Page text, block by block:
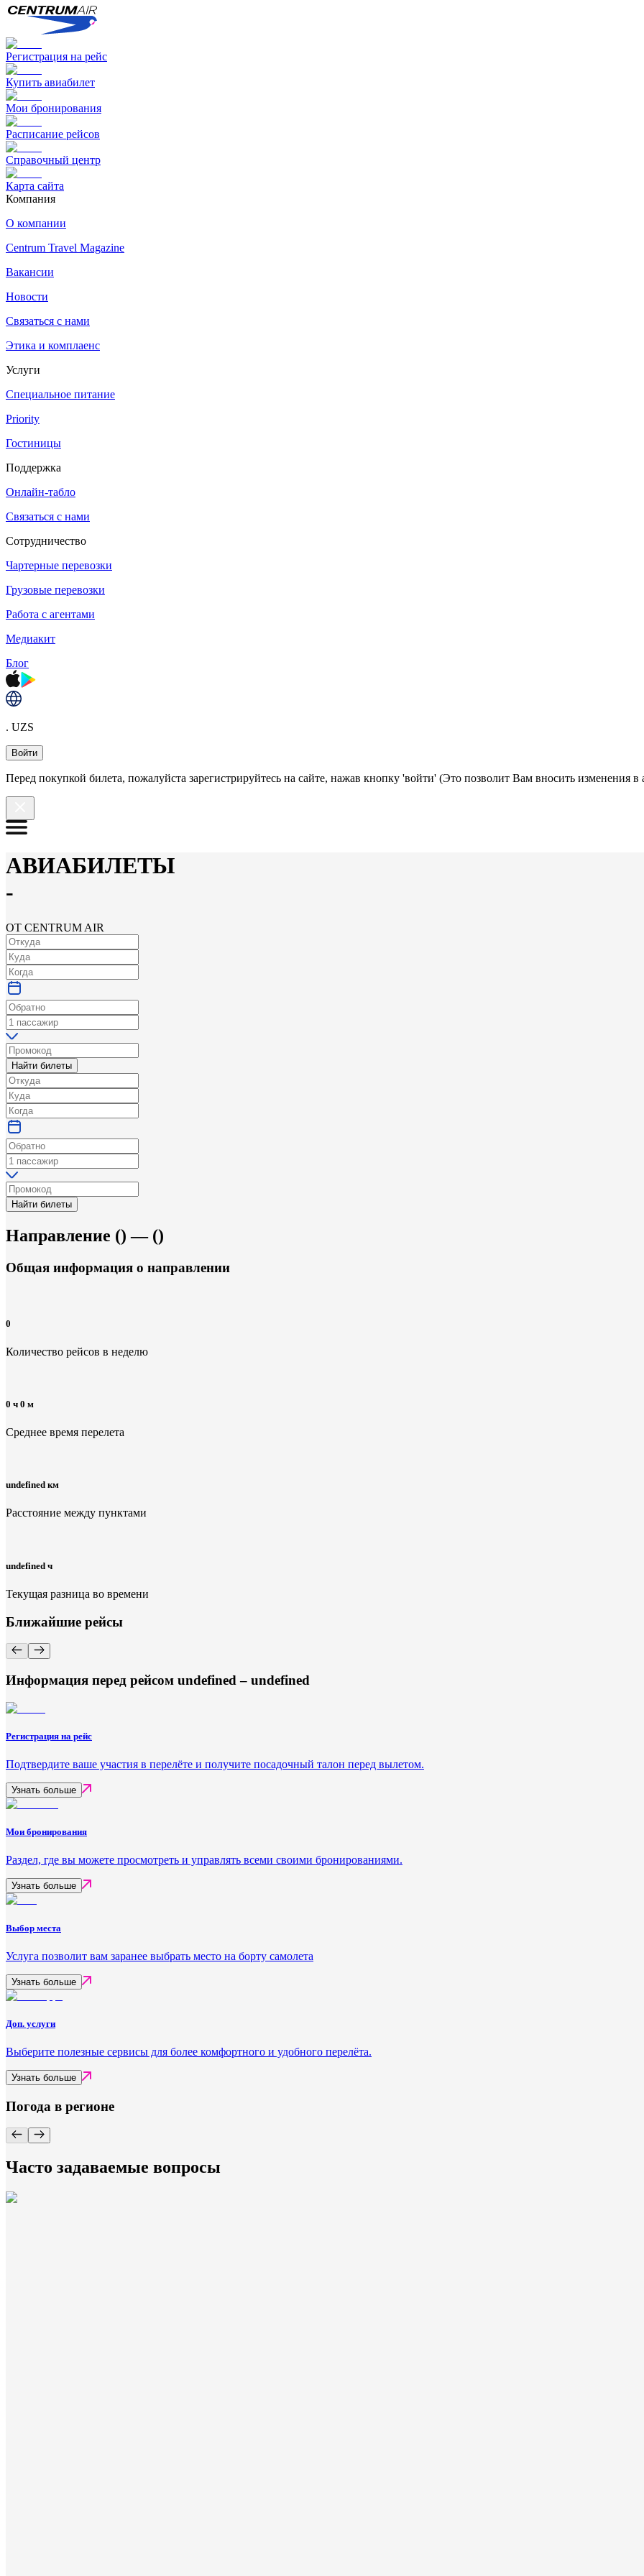
Регистрация на рейс
Купить авиабилет
Мои бронирования
Расписание рейсов
Справочный центр
Карта сайта
Компания
О компании
Centrum Travel Magazine
Вакансии
Новости
Связаться с нами
Этика и комплаенс
Услуги
Специальное питание
Priority
Гостиницы
Поддержка
Онлайн-табло
Связаться с нами
Сотрудничество
Чартерные перевозки
Грузовые перевозки
Работа с агентами
Медиакит
Блог
. UZS
Войти
Перед покупкой билета, пожалуйста зарегистрируйтесь на сайте, нажав кнопку 'войти' (Это позволит Вам вносить изменения в
АВИАБИЛЕТЫ
-
ОТ CENTRUM AIR
Найти билеты
Найти билеты
Направление () — ()
Общая информация о направлении
0
Количество рейсов в неделю
0 ч 0 м
Среднее время перелета
undefined км
Расстояние между пунктами
undefined ч
Текущая разница во времени
Ближайшие рейсы
Информация перед рейсом undefined – undefined
Регистрация на рейс
Подтвердите ваше участия в перелёте и получите посадочный талон перед вылетом.
Узнать больше
Мои бронирования
Раздел, где вы можете просмотреть и управлять всеми своими бронированиями.
Узнать больше
Выбор места
Услуга позволит вам заранее выбрать место на борту самолета
Узнать больше
Доп. услуги
Выберите полезные сервисы для более комфортного и удобного перелёта.
Узнать больше
Погода в регионе
Часто задаваемые вопросы